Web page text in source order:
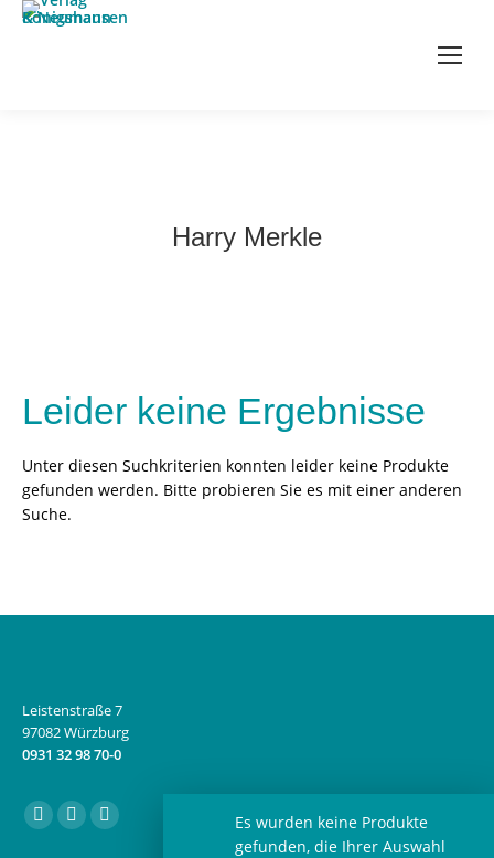
Harry Merkle
Leider keine Ergebnisse
Unter diesen Suchkriterien konnten leider keine Produkte
gefunden werden. Bitte probieren Sie es mit einer anderen
Suche.
Es wurden keine Produkte
gefunden, die Ihrer Auswahl
Leistenstraße 7
97082 Würzburg
0931 32 98 70-0
Finden Sie uns auf:
FacebookInstagram
E-